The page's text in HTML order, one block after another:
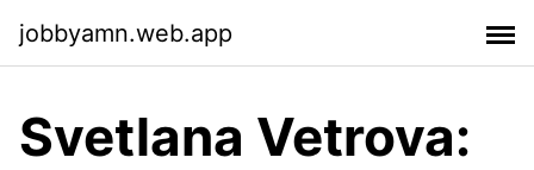
jobbyamn.web.app
Svetlana Vetrova: